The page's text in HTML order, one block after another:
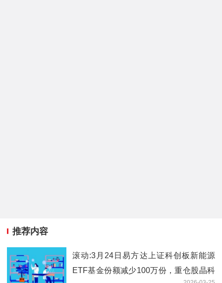
推荐内容
滚动:3月24日易方达上证科创板新能源
ETF基金份额减少100万份，重仓股晶科